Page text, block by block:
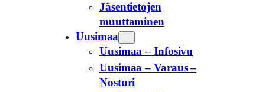
Jäsentietojen
muuttaminen
Uusimaa
Uusimaa – Infosivu
Uusimaa – Varaus –
Nosturi